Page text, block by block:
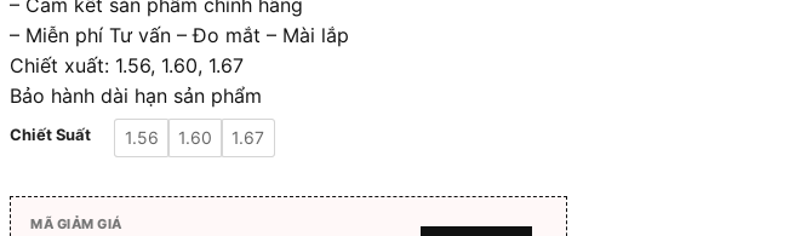
– Cam kết sản phẩm chính hãng
– Miễn phí Tư vấn – Đo mắt – Mài lắp
Chiết xuất: 1.56, 1.60, 1.67
Bảo hành dài hạn sản phẩm
Chiết Suất 1.56 1.60 1.67
MÃ GIẢM GIÁ